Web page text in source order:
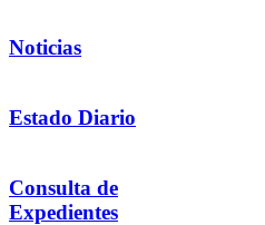
Noticias
Estado Diario
Consulta de
Expedientes